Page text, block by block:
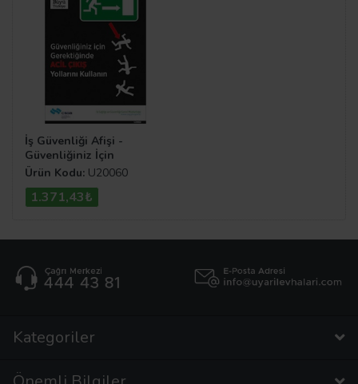
İş Güvenliği Afişi -
Güvenliğiniz İçin
Gerektiğinde Acil Çıkış
Yollarını Kullanın
Ürün Kodu: U20060
1.371,43₺
Kategoriler